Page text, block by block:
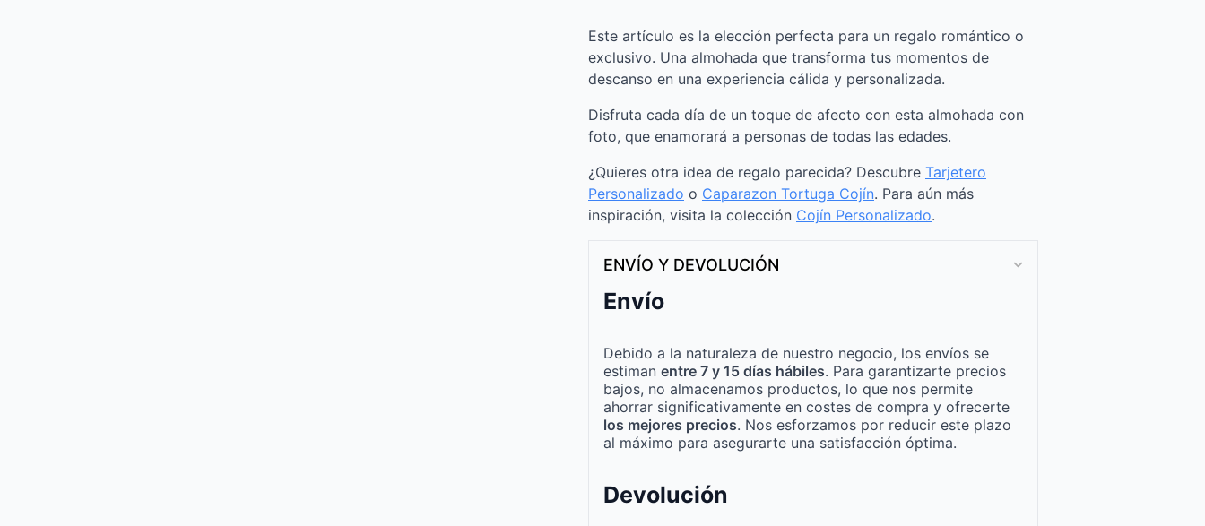
Este artículo es la elección perfecta para un regalo romántico o
exclusivo. Una almohada que transforma tus momentos de
descanso en una experiencia cálida y personalizada.
Disfruta cada día de un toque de afecto con esta almohada con
foto, que enamorará a personas de todas las edades.
¿Quieres otra idea de regalo parecida? Descubre Tarjetero
Personalizado o Caparazon Tortuga Cojín. Para aún más
inspiración, visita la colección Cojín Personalizado.
ENVÍO Y DEVOLUCIÓN
Envío
Debido a la naturaleza de nuestro negocio, los envíos se
estiman entre 7 y 15 días hábiles. Para garantizarte precios
bajos, no almacenamos productos, lo que nos permite
ahorrar significativamente en costes de compra y ofrecerte
los mejores precios. Nos esforzamos por reducir este plazo
al máximo para asegurarte una satisfacción óptima.
Devolución